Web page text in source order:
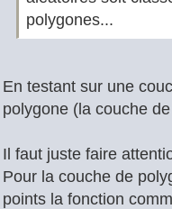
polygones...
En testant sur une
polygone (la couche
Il faut juste faire
Pour la couche de
points la fonction